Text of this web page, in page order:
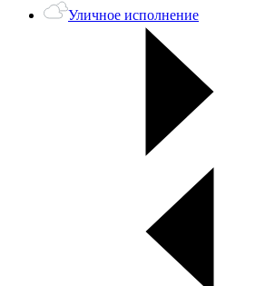
Уличное исполнение